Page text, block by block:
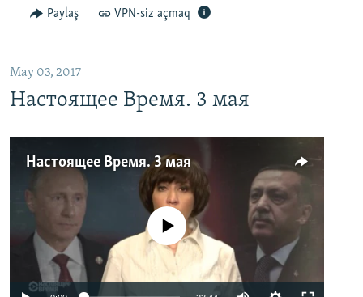
Paylaş VPN-siz açmaq
May 03, 2017
Настоящее Время. 3 мая
Настоящее Время. 3 мая
No media source currently available